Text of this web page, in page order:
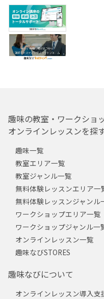
趣味の教室・ワークショ
オンラインレッスンを探
趣味一覧
教室エリア一覧
教室ジャンル一覧
無料体験レッスンエリア一
無料体験レッスンジャンル
ワークショップエリア一覧
ワークショップジャンル一
オンラインレッスン一覧
趣味なびSTORES
趣味なびについて
オンラインレッスン導入支